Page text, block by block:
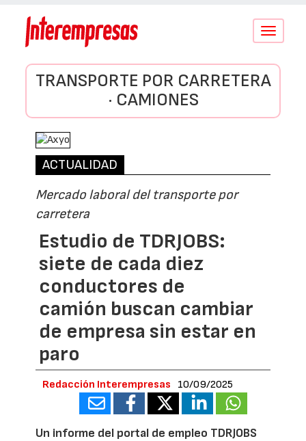
Conmutar
TRANSPORTE POR CARRETERA
· CAMIONES
ACTUALIDAD
Mercado laboral del transporte por
carretera
Estudio de TDRJOBS:
siete de cada diez
conductores de
camión buscan cambiar
de empresa sin estar en
paro
Redacción Interempresas 10/09/2025
Un informe del portal de empleo TDRJOBS